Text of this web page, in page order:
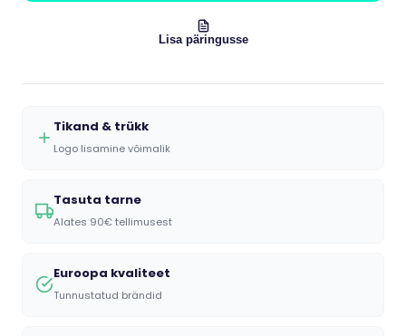
Lisa päringusse
Tikand & trükk
Logo lisamine võimalik
Tasuta tarne
Alates 90€ tellimusest
Euroopa kvaliteet
Tunnustatud brändid